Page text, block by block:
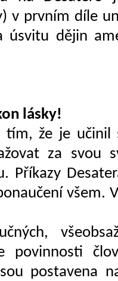
v prvním díle
úsvitu dějin
lásky!
tím, že je učinil
za svou
Příkazy
všem.
povinnosti
postavena